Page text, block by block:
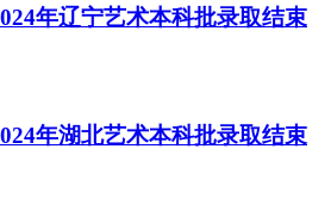
年辽宁艺术本科批录取结束
年湖北艺术本科批录取结束